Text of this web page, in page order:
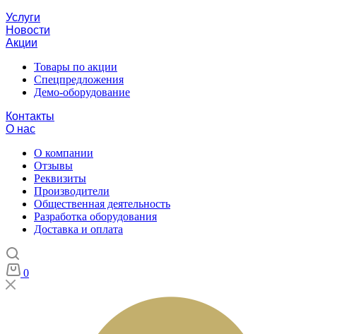
Услуги
Новости
Акции
Товары по акции
Спецпредложения
Демо-оборудование
Контакты
О нас
О компании
Отзывы
Реквизиты
Производители
Общественная деятельность
Разработка оборудования
Доставка и оплата
0